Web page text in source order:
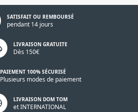
SATISFAIT OU REMBOURSÉ
pendant 14 jours
LIVRAISON GRATUITE
Dès 150€
PAIEMENT 100% SÉCURISÉ
Plusieurs modes de paiement
LIVRAISON DOM TOM
et INTERNATIONAL